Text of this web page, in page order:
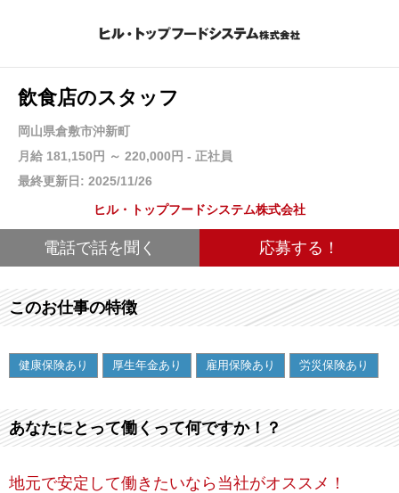
飲食店のスタッフ
岡山県倉敷市沖新町
月給 181,150円 ～ 220,000円 - 正社員
最終更新日: 2025/11/26
ヒル・トップフードシステム株式会社
電話で話を聞く 応募する！
このお仕事の特徴
健康保険あり 厚生年金あり 雇用保険あり 労災保険あり
あなたにとって働くって何ですか！？
地元で安定して働きたいなら当社がオススメ！